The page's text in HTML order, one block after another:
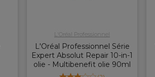
L'Oréal Professionnel
L'Oréal Professionnel Série
Expert Absolut Repair 10-in-1
olie - Multibenefit olie 90ml